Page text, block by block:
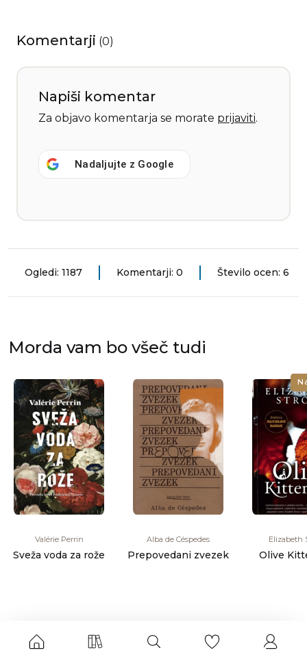
Komentarji (0)
Napiši komentar
Za objavo komentarja se morate prijaviti.
Nadaljujte z Google
Ogledi: 1187 Komentarji: 0 Število ocen: 6
Morda vam bo všeč tudi
Valérie Perrin
Sveža voda za rože
Alba de Céspedes
Prepovedani zvezek
Elizabeth
Olive